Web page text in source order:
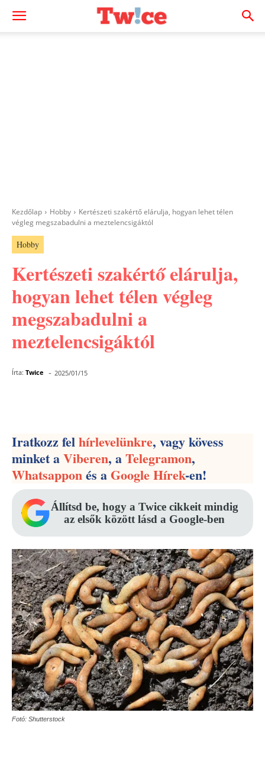
Kezdőlap Hobby
Kertészeti szakértő elárulja, hogyan lehet télen
végleg megszabadulni a meztelencsigáktól
Hobby
Kertészeti szakértő elárulja,
hogyan lehet télen végleg
megszabadulni a
meztelencsigáktól
Írta: Twice - 2025/01/15
Iratkozz felhírlevelünkre, vagy kövess
minket aViberen, aTelegramon,
Whatsapponés aGoogle Hírek-en!
Állítsd be, hogy a Twice cikkeit mindig
az elsők között lásd a Google-ben
Fotó: Shutterstock